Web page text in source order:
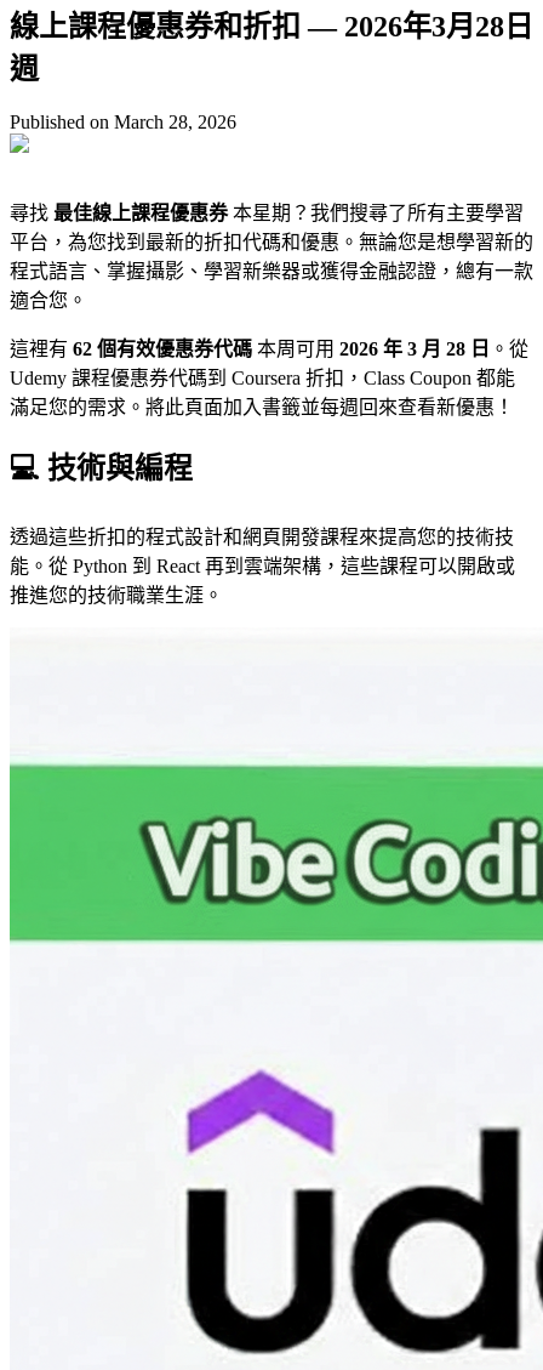
線上課程優惠券和折扣 — 2026年3月28日
週
Published on March 28, 2026
尋找 最佳線上課程優惠券本星期？我們搜尋了所有主要學習
平台，為您找到最新的折扣代碼和優惠。無論您是想學習新的
程式語言、掌握攝影、學習新樂器或獲得金融認證，總有一款
適合您。
這裡有 62 個有效優惠券代碼 本周可用 2026 年 3 月 28 日 。從
Udemy 課程優惠券代碼到 Coursera 折扣，Class Coupon 都能
滿足您的需求。將此頁面加入書籤並每週回來查看新優惠！
💻 技術與編程
透過這些折扣的程式設計和網頁開發課程來提高您的技術技
能。從 Python 到 React 再到雲端架構，這些課程可以開啟或
推進您的技術職業生涯。